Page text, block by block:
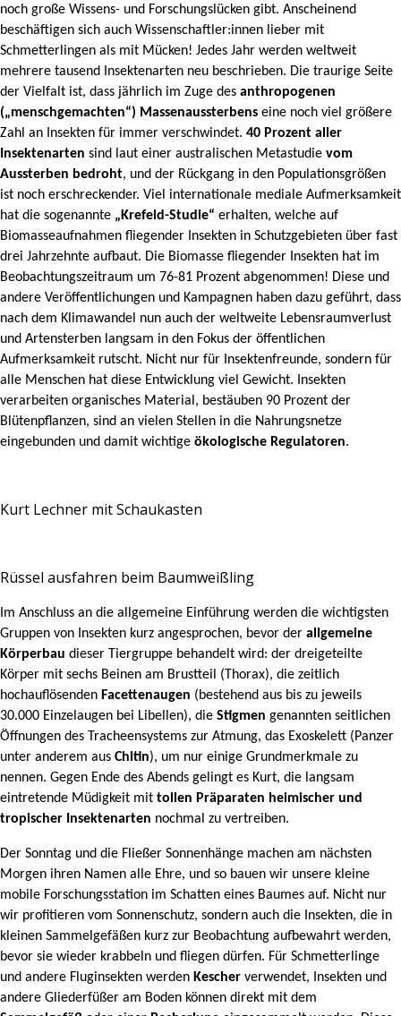
noch große Wissens- und Forschungslücken gibt. Anscheinend
beschäftigen sich auch Wissenschaftler:innen lieber mit
Schmetterlingen als mit Mücken! Jedes Jahr werden weltweit
mehrere tausend Insektenarten neu beschrieben. Die traurige Seite
der Vielfalt ist, dass jährlich im Zuge des anthropogenen
(„menschgemachten“) Massenaussterbens eine noch viel größere
Zahl an Insekten für immer verschwindet. 40 Prozent aller
Insektenarten sind laut einer australischen Metastudie vom
Aussterben bedroht, und der Rückgang in den Populationsgrößen
ist noch erschreckender. Viel internationale mediale Aufmerksamkeit
hat die sogenannte „Krefeld-Studie“ erhalten, welche auf
Biomasseaufnahmen fliegender Insekten in Schutzgebieten über fast
drei Jahrzehnte aufbaut. Die Biomasse fliegender Insekten hat im
Beobachtungszeitraum um 76-81 Prozent abgenommen! Diese und
andere Veröffentlichungen und Kampagnen haben dazu geführt, dass
nach dem Klimawandel nun auch der weltweite Lebensraumverlust
und Artensterben langsam in den Fokus der öffentlichen
Aufmerksamkeit rutscht. Nicht nur für Insektenfreunde, sondern für
alle Menschen hat diese Entwicklung viel Gewicht. Insekten
verarbeiten organisches Material, bestäuben 90 Prozent der
Blütenpflanzen, sind an vielen Stellen in die Nahrungsnetze
eingebunden und damit wichtige ökologische Regulatoren.
Kurt Lechner mit Schaukasten
Rüssel ausfahren beim Baumweißling
Im Anschluss an die allgemeine Einführung werden die wichtigsten
Gruppen von Insekten kurz angesprochen, bevor der allgemeine
Körperbau dieser Tiergruppe behandelt wird: der dreigeteilte
Körper mit sechs Beinen am Brustteil (Thorax), die zeitlich
hochauflösenden Facettenaugen (bestehend aus bis zu jeweils
30.000 Einzelaugen bei Libellen), die Stigmen genannten seitlichen
Öffnungen des Tracheensystems zur Atmung, das Exoskelett (Panzer
unter anderem aus Chitin), um nur einige Grundmerkmale zu
nennen. Gegen Ende des Abends gelingt es Kurt, die langsam
eintretende Müdigkeit mit tollen Präparaten heimischer und
tropischer Insektenarten nochmal zu vertreiben.
Der Sonntag und die Fließer Sonnenhänge machen am nächsten
Morgen ihren Namen alle Ehre, und so bauen wir unsere kleine
mobile Forschungsstation im Schatten eines Baumes auf. Nicht nur
wir profitieren vom Sonnenschutz, sondern auch die Insekten, die in
kleinen Sammelgefäßen kurz zur Beobachtung aufbewahrt werden,
bevor sie wieder krabbeln und fliegen dürfen. Für Schmetterlinge
und andere Fluginsekten werden Kescher verwendet, Insekten und
andere Gliederfüßer am Boden können direkt mit dem